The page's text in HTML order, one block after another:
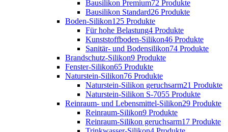
Bausilikon Premium72 Produkte
Bausilikon Standard26 Produkte
Boden-Silikon125 Produkte
Für hohe Belastung4 Produkte
Kunststoffboden-Silikon46 Produkte
Sanitär- und Bodensilikon74 Produkte
Brandschutz-Silikon9 Produkte
Fenster-Silikon65 Produkte
Naturstein-Silikon76 Produkte
Naturstein-Silikon geruchsarm21 Produkte
Naturstein-Silikon S-7055 Produkte
Reinraum- und Lebensmittel-Silikon29 Produkte
Reinraum-Silikon9 Produkte
Reinraum-Silikon geruchsarm17 Produkte